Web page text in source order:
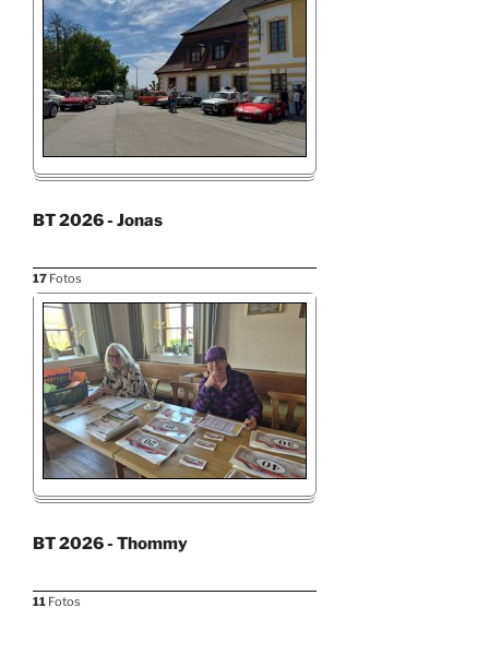
BT 2026 - Jonas
17 Fotos
BT 2026 - Thommy
11 Fotos